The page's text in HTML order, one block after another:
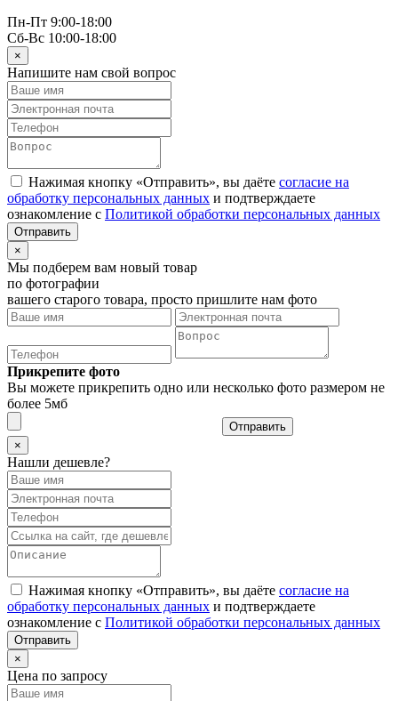
Пн-Пт 9:00-18:00
Сб-Вс 10:00-18:00
×
Напишите нам свой вопрос
Нажимая кнопку «Отправить», вы даёте согласие на
обработку персональных данных и подтверждаете
ознакомление с Политикой обработки персональных данных
×
Мы подберем вам новый товар
по фотографии
вашего старого товара, просто пришлите нам фото
Прикрепите фото
Вы можете прикрепить одно или несколько фото размером не
более 5мб
Отправить
×
Нашли дешевле?
Нажимая кнопку «Отправить», вы даёте согласие на
обработку персональных данных и подтверждаете
ознакомление с Политикой обработки персональных данных
×
Цена по запросу